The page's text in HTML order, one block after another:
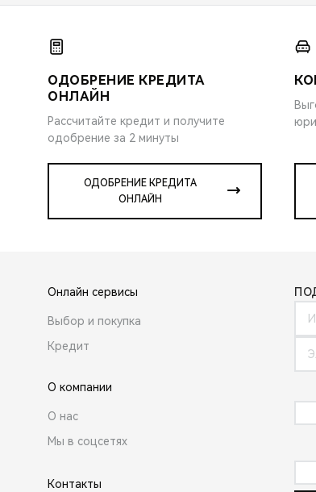
ОДОБРЕНИЕ КРЕДИТА
ОНЛАЙН
Рассчитайте кредит и получите
одобрение за 2 минуты
ОДОБРЕНИЕ КРЕДИТА
ОНЛАЙН
Онлайн сервисы
Выбор и покупка
Кредит
О компании
О нас
Мы в соцсетях
Контакты